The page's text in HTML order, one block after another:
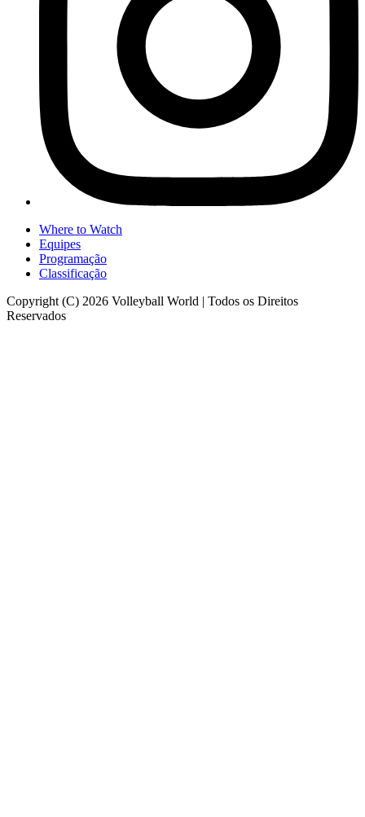
Where to Watch
Equipes
Programação
Classificação
Copyright (C) 2026 Volleyball World | Todos os Direitos
Reservados